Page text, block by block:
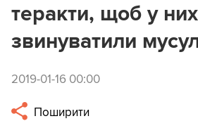
теракти, щоб у них
звинуватили
2019-01-16 00:00
Поширити